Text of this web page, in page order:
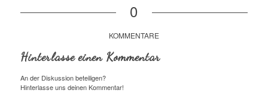
0
KOMMENTARE
Hinterlasse einen Kommentar
An der Diskussion beteiligen?
Hinterlasse uns deinen Kommentar!